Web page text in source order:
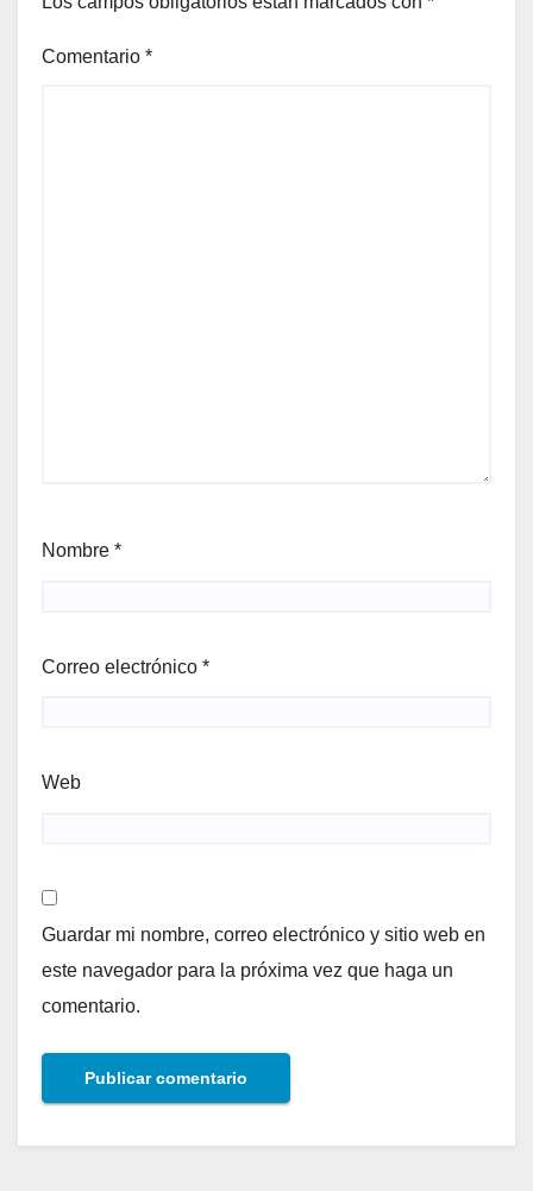
Comentario *
Nombre *
Correo electrónico *
Web
Guardar mi nombre, correo electrónico y sitio web en
este navegador para la próxima vez que haga un
comentario.